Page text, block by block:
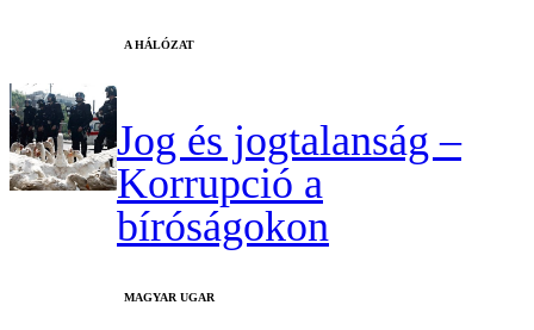
A HÁLÓZAT
Jog és jogtalanság –
Korrupció a
bíróságokon
MAGYAR UGAR